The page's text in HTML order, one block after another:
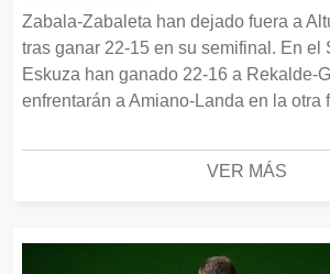
Zabala-Zabaleta han dejado fuera a
tras ganar 22-15 en su semifinal. En el
Eskuza han ganado 22-16 a Rekalde-
enfrentarán a Amiano-Landa en la otra
VER MÁS